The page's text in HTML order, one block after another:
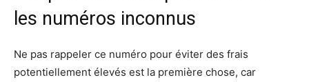
les numéros inconnus
Ne pas rappeler ce numéro pour éviter des frais
potentiellement élevés est la première chose, car